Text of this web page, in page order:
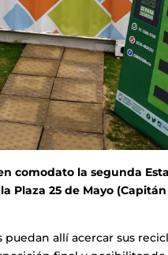
comodato la segunda
Plaza 25 de Mayo
allí acercar sus